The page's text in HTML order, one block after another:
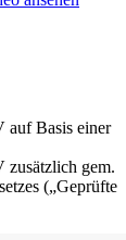
auf Basis einer
zusätzlich gem.
(„Geprüfte